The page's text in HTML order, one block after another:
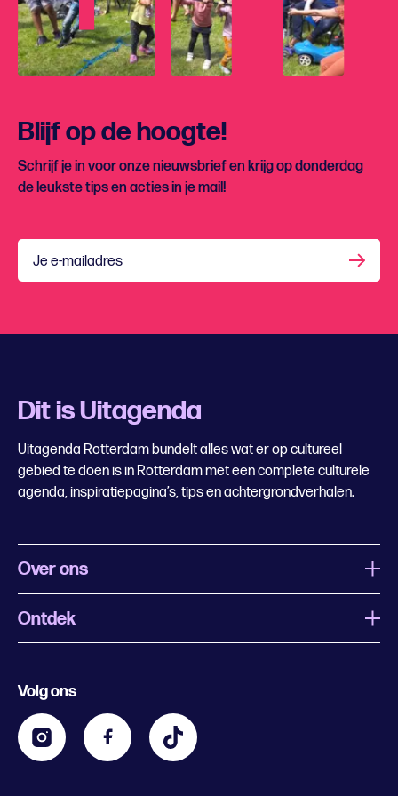
Blijf op de hoogte!
Schrijf je in voor onze nieuwsbrief en krijg op donderdag
de leukste tips en acties in je mail!
Je e-mailadres
Dit is Uitagenda
Uitagenda Rotterdam bundelt alles wat er op cultureel
gebied te doen is in Rotterdam met een complete culturele
agenda, inspiratiepagina’s, tips en achtergrondverhalen.
Over ons
Wat is Uitagenda Rotterdam
Contact
Zakelijk
Ontdek
Kids
Volg ons